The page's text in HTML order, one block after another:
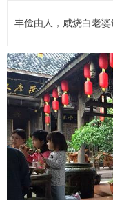
丰俭由人，咸烧白老婆